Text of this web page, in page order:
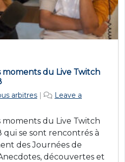
moments du Live Twitch
arbitres |
Leave a
moments du Live Twitch
qui se sont rencontrés à
des Journées de
découvertes et